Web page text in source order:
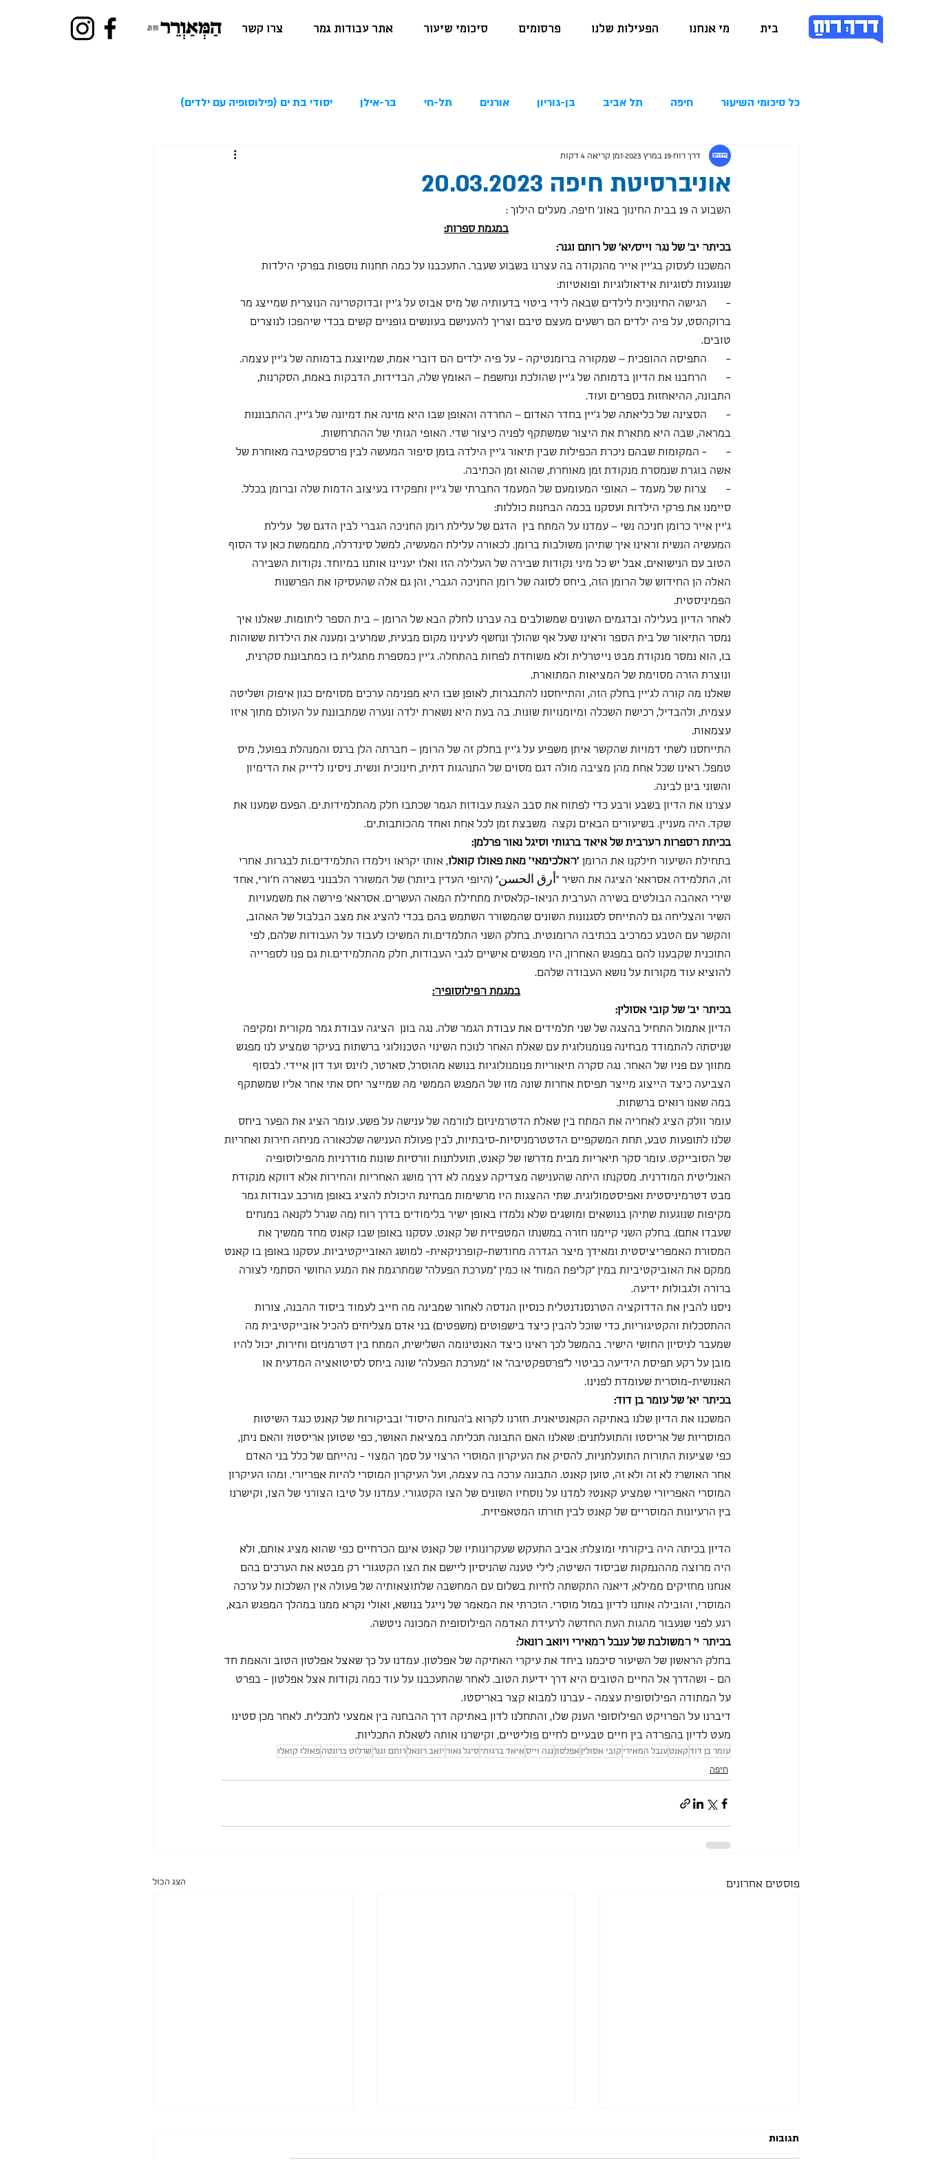
צרו קשר אתר עבודות גמר סיכומי שיעור פרסומים הפעילות שלנו מי אנחנו בית
כל סיכומי השיעור חיפה תל אביב בן-גוריון אורנים תל-חי בר-אילן יסודי בת ים (פילוסופיה עם ילדים)
אוניברסיטת חיפה 20.03.2023
דרך רוח 19 במרץ 2023 זמן קריאה 4 דקות
השבוע ה 19 בבית החינוך באונ' חיפה. מעלים הילוך :
במגמת ספרות:
בכיתה יב' של נגה וייס/יא' של רותם וגנר:
המשכנו לעסוק בג'יין אייר מהנקודה בה עצרנו בשבוע שעבר. התעכבנו על כמה תחנות נוספות בפרקי הילדות
שנוגעות לסוגיות אידאולוגיות ופואטיות:
-       הגישה החינוכית לילדים שבאה לידי ביטוי בדעותיה של מיס אבוט על ג'יין ובדוקטרינה הנוצרית שמייצג מר
ברוקהסט, על פיה ילדים הם רשעים מעצם טיבם וצריך להענישם בעונשים גופניים קשים בכדי שיהפכו לנוצרים
טובים.
-       התפיסה ההופכית – שמקורה ברומנטיקה - על פיה ילדים הם דוברי אמת, שמיוצגת בדמותה של ג'יין עצמה.
-       הרחבנו את הדיון בדמותה של ג'יין שהולכת ונחשפת – האומץ שלה, הבדידות, הדבקות באמת, הסקרנות,
התבונה, ההיאחזות בספרים ועוד.
-       הסצינה של כליאתה של ג'יין בחדר האדום – החרדה והאופן שבו היא מזינה את דמיונה של ג'יין. ההתבוננות
במראה, שבה היא מתארת את היצור שמשתקף לפניה כיצור שדי. האופי הגותי של ההתרחשות.
-       - המקומות שבהם ניכרת הכפילות שבין תיאור ג'יין הילדה בזמן סיפור המעשה לבין פרספקטיבה מאוחרת של
אשה בוגרת שנמסרת מנקודת זמן מאוחרת, שהוא זמן הכתיבה.
-       צרות של מעמד – האופי המעומעם של המעמד החברתי של ג'יין ותפקידו בעיצוב הדמות שלה וברומן בכלל.
סיימנו את פרקי הילדות ועסקנו בכמה הבחנות כוללות:
ג'יין אייר כרומן חניכה נשי – עמדנו על המתח בין  הדגם של עלילת רומן החניכה הגברי לבין הדגם של  עלילת
המעשיה הנשית וראינו איך שתיהן משולבות ברומן. לכאורה עלילת המעשיה, למשל סינדרלה, מתממשת כאן עד הסוף
הטוב עם הנישואים, אבל יש כל מיני נקודות שבירה של העלילה הזו ואלו יעניינו אותנו במיוחד. נקודות השבירה
האלה הן החידוש של הרומן הזה, ביחס לסוגה של רומן החניכה הגברי, והן גם אלה שהעסיקו את הפרשנות
הפמיניסטית.
לאחר הדיון בעלילה ובדגמים השונים שמשולבים בה עברנו לחלק הבא של הרומן – בית הספר ליתומות. שאלנו איך
נמסר התיאור של בית הספר וראינו שעל אף שהולך ונחשף לעינינו מקום מבעית, שמרעיב ומענה את הילדות ששוהות
בו, הוא נמסר מנקודת מבט נייטרלית ולא משוחדת לפחות בהתחלה. ג'יין כמספרת מתגלית בו כמתבוננת סקרנית,
ונוצרת הזרה מסוימת של המציאות המתוארת.
שאלנו מה קורה לג'יין בחלק הזה, והתייחסנו להתבגרות, לאופן שבו היא מפנימה ערכים מסוימים כגון איפוק ושליטה
עצמית, ולהבדיל, רכישת השכלה ומיומנויות שונות. בה בעת היא נשארת ילדה ונערה שמתבוננת על העולם מתוך איזו
עצמאות.
התייחסנו לשתי דמויות שהקשר איתן משפיע על ג'יין בחלק זה של הרומן – חברתה הלן ברנס והמנהלת בפועל, מיס
טמפל. ראינו שכל אחת מהן מציבה מולה דגם מסוים של התנהגות דתית, חינוכית ונשית. ניסינו לדייק את הדימיון
והשוני בינן לבינה.
עצרנו את הדיון בשבע ורבע כדי לפתוח את סבב הצגת עבודות הגמר שכתבו חלק מהתלמידות.ים. הפעם שמענו את
שקד. היה מעניין. בשיעורים הבאים נקצה  משבצת זמן לכל אחת ואחד מהכותבות.ים.
בכיתת הספרות הערבית של איאד ברגותי וסיגל נאור פרלמן:
בתחילת השיעור חילקנו את הרומן ״האלכימאי״ מאת פאולו קואלו, אותו יקראו וילמדו התלמידים.ות לבגרות. אחרי
זה, התלמידה אסראא׳ הציגה את השיר ״أرق الحسن" (היופי העדין ביותר) של המשורר הלבנוני בשארה ח׳ורי, אחד
שירי האהבה הבולטים בשירה הערבית הניאו-קלאסית מתחילת המאה העשרים. אסראא׳ פירשה את משמעויות
השיר והצליחה גם להתייחס לסגנונות השונים שהמשורר השתמש בהם בכדי להציג את מצב הבלבול של האהוב,
והקשר עם הטבע כמרכיב בכתיבה הרומנטית. בחלק השני התלמדים.ות המשיכו לעבוד על העבודות שלהם, לפי
התוכנית שקבענו להם במפגש האחרון, היו מפגשים אישיים לגבי העבודות, חלק מהתלמידים.ות גם פנו לספרייה
להוציא עוד מקורות על נושא העבודה שלהם.
במגמת הפילוסופיה:
בכיתה יב' של קובי אסולין:
הדיון אתמול התחיל בהצגה של שני תלמידים את עבודת הגמר שלה. נגה בונן  הציגה עבודת גמר מקורית ומקיפה
שניסתה להתמודד מבחינה פנומנולוגית עם שאלת האחר לנוכח השינוי הטכנולוגי ברשתות בעיקר שמציע לנו מפגש
מתווך עם פניו של האחר. נגה סקרה תיאוריות פנומנולוגיות בנושא מהוסרל, סארטר, לוינס ועד דון איידי. לבסוף
הצביעה כיצד הייצוג מייצר תפיסת אחרות שונה מזו של המפגש הממשי מה שמייצר יחס אתי אחר אליו שמשתקף
במה שאנו רואים ברשתות.
עומר וולק הציג לאחריה את המתח בין שאלת הדטרמיניזם לנורמה של ענישה על פשע. עומר הציג את הפער ביחס
שלנו לתופעות טבע, תחת המשקפיים הדטטרמניסיות-סיבתיות, לבין פעולת הענישה שלכאורה מניחה חירות ואחריות
של הסובייקט. עומר סקר תיאריות מבית מדרשו של קאנט, תועלתנות וורסיות שונות מודרניות מהפילוסופיה
האנליטית המודרנית. מסקנתו היתה שהענישה מצדיקה עצמה לא דרך מושג האחריות והחירות אלא דווקא מנקודת
מבט דטרמיניסטית ואפיסטמולוגית. שתי ההצגות היו מרשימות מבחינת היכולת להציג באופן מורכב עבודות גמר
מקיפות שנוגעות שתיהן בנושאים ומושגים שלא נלמדו באופן ישיר בלימודים בדרך רוח (מה שגרל לקנאה במנחים
שעבדו אתם). בחלק השני קיימנו חזרה במשנתו המטפיזית של קאנט. עסקנו באופן שבו קאנט מחד ממשיך את
המסורת האמפריציסטית ומאידך מיצר הגדרה מחודשת-קופרניקאית- למושג האובייקטיביות. עסקנו באופן בו קאנט
ממקם את האוביקטיביות במין "קליפת המוח" או כמין "מערכת הפעלה" שמתרגמת את המגע החושי הסתמי לצורה
ברורה ולגבולות ידיעה.
ניסנו להבין את הדדוקציה הטרנסנדנטלית כנסיון הנדסה לאחור שמבינה מה חייב לעמוד ביסוד ההבנה, צורות
ההתסכלות והקטיגוריות, כדי שוכל להבין כיצד בישפוטים (משפטים) בני אדם מצליחים להכיל אובייקטיבית מה
שמעבר לניסיון החושי הישיר. בהמשל לכך ראינו כיצד האנטינומה השלישית, המתח בין דטרמניזם וחירות, יכול להיו
מובן על רקע תפיסת הידיעה כביטוי ל"פרספקטיבה" או "מערכת הפעלה" שונה ביחס לסיטואציה המדעית או
האנושית-מוסרית שעומדת לפנינו.
בכיתה יא' של עומר בן דוד:
המשכנו את הדיון שלנו באתיקה הקאנטיאנית. חזרנו לקרוא ב'הנחות היסוד' ובביקורות של קאנט כנגד השיטות
המוסריות של אריסטו והתועלתנים: שאלנו האם התבונה תכליתה במציאת האושר, כפי שטוען אריסטו? והאם ניתן,
כפי שציעות התורות התועלתניות, להסיק את העיקרון המוסרי הרצוי על סמך המצוי - נהייתם של כלל בני האדם
אחר האושר? לא זה ולא זה, טוען קאנט. התבונה ערכה בה עצמה, ועל העיקרון המוסרי להיות אפריורי. ומהו העיקרון
המוסרי האפריורי שמציע קאנט? למדנו על נוסחיו השונים של הצו הקטגורי. עמדנו על טיבו הצורני של הצו, וקישרנו
בין הרעיונות המוסריים של קאנט לבין תורתו המטאפיזית.
הדיון בכיתה היה ביקורתי ומוצלח: אביב התעקש שעקרונותיו של קאנט אינם הכרחיים כפי שהוא מציג אותם, ולא
היה מרוצה מההנמקות שביסוד השיטה; לילי טענה שהניסיון ליישם את הצו הקטגורי רק מבטא את הערכים בהם
אנחנו מחזיקים ממילא; דיאנה התקשתה לחיות בשלום עם המחשבה שלתוצאותיה של פעולה אין השלכות על ערכה
המוסרי, והובילה אותנו לדיון במזל מוסרי. הזכרתי את המאמר של נייגל בנושא, ואולי נקרא ממנו במהלך המפגש הבא,
רגע לפני שנעבור מהגות העת החדשה לרעידת האדמה הפילוסופית המכונה ניטשה.
בכיתה י' המשולבת של ענבל המאירי ויואב רונאל:
בחלק הראשון של השיעור סיכמנו ביחד את עיקרי האתיקה של אפלטון. עמדנו על כך שאצל אפלטון הטוב והאמת חד
הם - ושהדרך אל החיים הטובים היא דרך ידיעת הטוב. לאחר שהתעכבנו על עוד כמה נקודות אצל אפלטון - בפרט
על המתודה הפילוסופית עצמה - עברנו למבוא קצר באריסטו.
דיברנו על הפרויקט הפילוסופי הענק שלו, והתחלנו לדון באתיקה דרך ההבחנה בין אמצעי לתכלית. לאחר מכן סטינו
מעט לדיון בהפרדה בין חיים טבעיים לחיים פוליטיים, וקישרנו אותה לשאלת התכליות.
עומר בן דוד קאנטענבל המאירי קובי אסוליןאפלטון נגה וייסאיאד ברגותי סיגל נאור יואב רונאלרותם וגנרֿ שרלוט ברונטה פאולו קואלו
חיפה
פוסטים אחרונים הצג הכול
תגובות